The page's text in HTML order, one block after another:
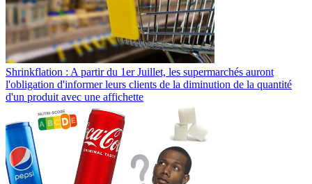
Shrinkflation : A partir du 1er Juillet, les supermarchés auront
l'obligation d'informer leurs clients de la diminution de la quantité
d'un produit avec une affichette